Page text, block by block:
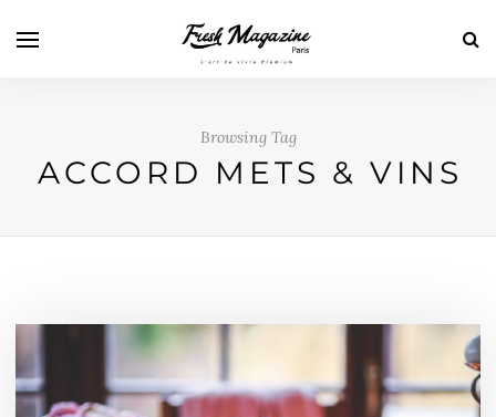
Browsing Tag
ACCORD METS & VINS